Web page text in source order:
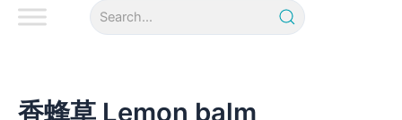
香蜂草 Lemon balm